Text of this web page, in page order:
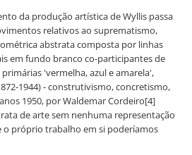
da produção artística de Wyllis passa
relativos ao suprematismo,
abstrata composta por linhas
em fundo branco co-participantes de
'vermelha, azul e amarela',
1944) - construtivismo, concretismo,
1950, por Waldemar Cordeiro[4]
de arte sem nenhuma representação
próprio trabalho em si poderíamos